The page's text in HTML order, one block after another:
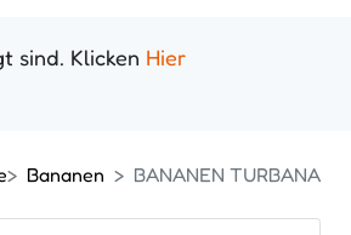
sind. Klicken Hier
Bananen BANANEN TURBANA